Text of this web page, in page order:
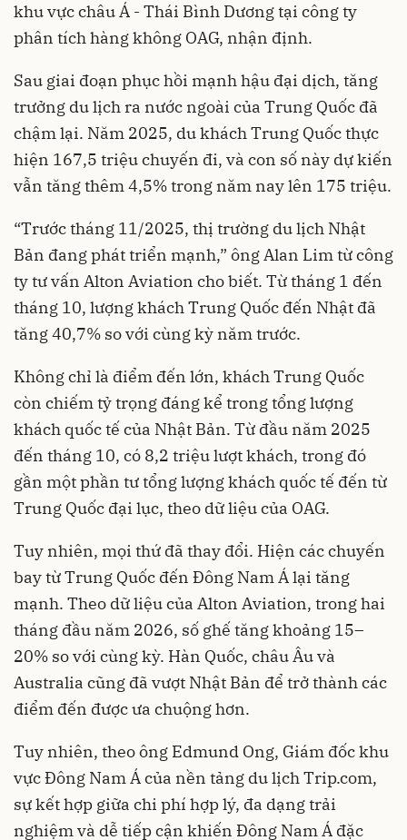
khu vực châu Á - Thái Bình Dương tại công ty
phân tích hàng không OAG, nhận định.
Sau giai đoạn phục hồi mạnh hậu đại dịch, tăng
trưởng du lịch ra nước ngoài của Trung Quốc đã
chậm lại. Năm 2025, du khách Trung Quốc thực
hiện 167,5 triệu chuyến đi, và con số này dự kiến
vẫn tăng thêm 4,5% trong năm nay lên 175 triệu.
“Trước tháng 11/2025, thị trường du lịch Nhật
Bản đang phát triển mạnh,” ông Alan Lim từ công
ty tư vấn Alton Aviation cho biết. Từ tháng 1 đến
tháng 10, lượng khách Trung Quốc đến Nhật đã
tăng 40,7% so với cùng kỳ năm trước.
Không chỉ là điểm đến lớn, khách Trung Quốc
còn chiếm tỷ trọng đáng kể trong tổng lượng
khách quốc tế của Nhật Bản. Từ đầu năm 2025
đến tháng 10, có 8,2 triệu lượt khách, trong đó
gần một phần tư tổng lượng khách quốc tế đến từ
Trung Quốc đại lục, theo dữ liệu của OAG.
Tuy nhiên, mọi thứ đã thay đổi. Hiện các chuyến
bay từ Trung Quốc đến Đông Nam Á lại tăng
mạnh. Theo dữ liệu của Alton Aviation, trong hai
tháng đầu năm 2026, số ghế tăng khoảng 15–
20% so với cùng kỳ. Hàn Quốc, châu Âu và
Australia cũng đã vượt Nhật Bản để trở thành các
điểm đến được ưa chuộng hơn.
Tuy nhiên, theo ông Edmund Ong, Giám đốc khu
vực Đông Nam Á của nền tảng du lịch Trip.com,
sự kết hợp giữa chi phí hợp lý, đa dạng trải
nghiệm và dễ tiếp cận khiến Đông Nam Á đặc